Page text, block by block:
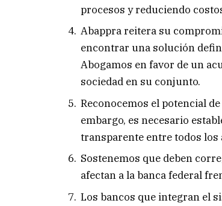
procesos y reduciendo
Abappra reitera su
encontrar una solución
Abogamos en favor de un
sociedad en su conjunto.
Reconocemos el potencial
embargo, es necesario
transparente entre todos
Sostenemos que deben
afectan a la banca federal
Los bancos que integran el